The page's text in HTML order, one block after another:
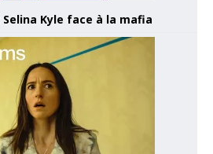
Selina Kyle face à la mafia